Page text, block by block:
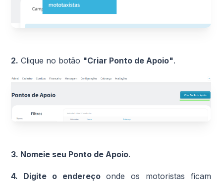
2. Clique no botão "Criar Ponto de Apoio".
3. Nomeie seu Ponto de Apoio.
4. Digite o endereçoonde os motoristas ficam